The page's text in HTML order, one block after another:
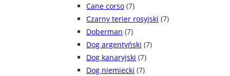
Cane corso (7)
Czarny terier rosyjski (7)
Doberman (7)
Dog argentyński (7)
Dog kanaryjski (7)
Dog niemiecki (7)